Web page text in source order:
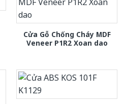
Cửa Gỗ Chống Cháy MDF
Veneer P1R2 Xoan dao